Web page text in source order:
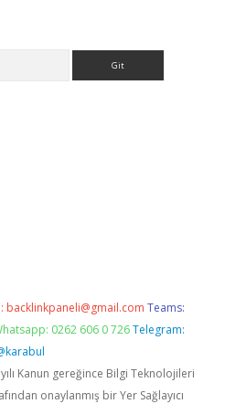
backlinkpaneli@gmail.com Teams:
0262 606 0 726 Telegram:
Kanun gereğince Bilgi Teknolojileri
onaylanmış bir Yer Sağlayıcı